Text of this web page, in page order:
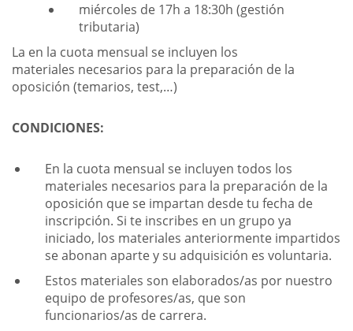
miércoles de 17h a 18:30h (gestión
tributaria)
La en la cuota mensual se incluyen los
materiales necesarios para la preparación de la
oposición (temarios, test,…)
CONDICIONES:
En la cuota mensual se incluyen todos los
materiales necesarios para la preparación de la
oposición que se impartan desde tu fecha de
inscripción. Si te inscribes en un grupo ya
iniciado, los materiales anteriormente impartidos
se abonan aparte y su adquisición es voluntaria.
Estos materiales son elaborados/as por nuestro
equipo de profesores/as, que son
funcionarios/as de carrera.